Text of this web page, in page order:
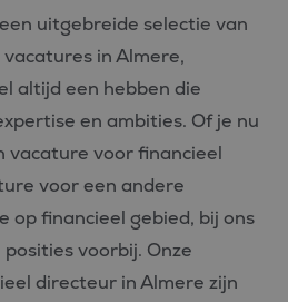
uitgebreide selectie van
in Almere,
altijd een hebben die
en ambities. Of je nu
vacature voor financieel
voor een andere
op financieel gebied, bij ons
voorbij. Onze
directeur in Almere zijn